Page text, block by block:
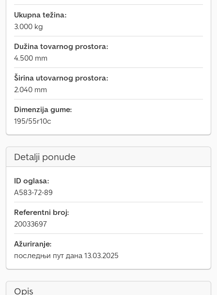
Ukupna težina:
3.000 kg
Dužina tovarnog prostora:
4.500 mm
Širina utovarnog prostora:
2.040 mm
Dimenzija gume:
195/55r10c
Detalji ponude
ID oglasa:
A583-72-89
Referentni broj:
20033697
Ažuriranje:
последњи пут дана 13.03.2025
Opis